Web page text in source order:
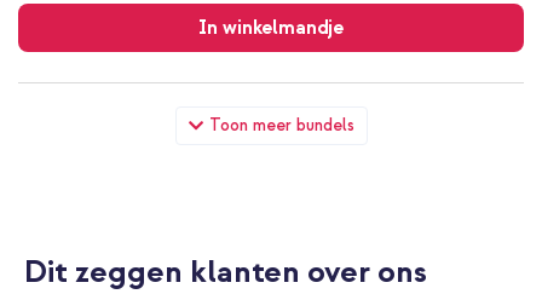
Toon meer bundels
In winkelmandje
verzending
Accezz MagSafe Leather Backcover Samsung Galaxy S24 Plus -
Cedar Green + Wall Charger - Oplader - USB-C en USB
Dit zeggen klanten over ons